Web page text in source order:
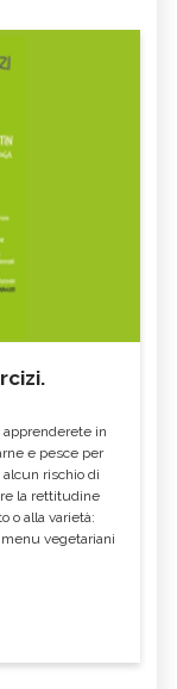
apprenderete in
e pesce per
rischio di
la rettitudine
o alla varietà:
vegetariani